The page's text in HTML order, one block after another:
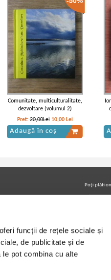
funcții de rețele sociale și
de publicitate și de
pot combina cu alte
Comunitate, multiculturalitate,
dezvoltare (volumul 2)
Pret:20,00Lei 10,00 Lei
Adaugă în coș
uri
Poţi plăti
Urmăreşte-